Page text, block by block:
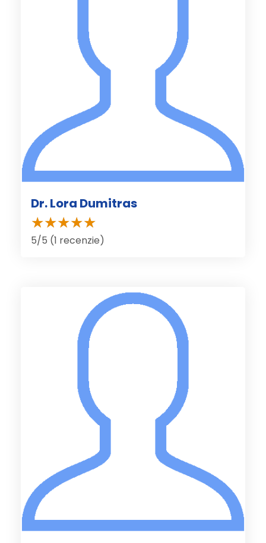
Dr. Lora Dumitras
5/5 (1 recenzie)